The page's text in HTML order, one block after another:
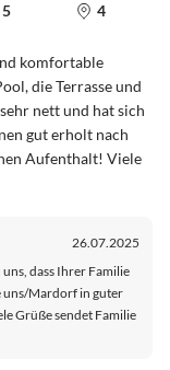
5 4
komfortable
die Terrasse und
nett und hat sich
gut erholt nach
Aufenthalt! Viele
26.07.2025
dass Ihrer Familie
uns/Mardorf in guter
Grüße sendet Familie